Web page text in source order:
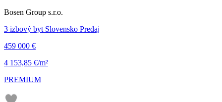
Bosen Group s.r.o.
3 izbový byt Slovensko Predaj
459 000 €
4 153,85 €/m²
PREMIUM